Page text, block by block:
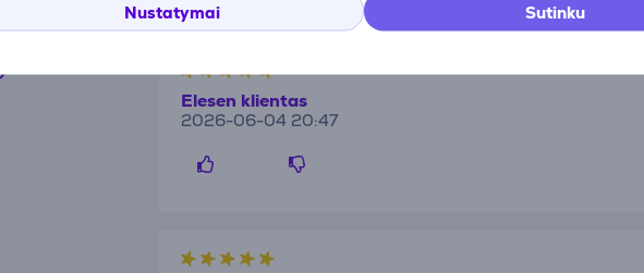
Nustatymai Sutinku
Elesen klientas
2026-06-04 20:47